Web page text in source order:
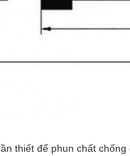
thiết để phun chất